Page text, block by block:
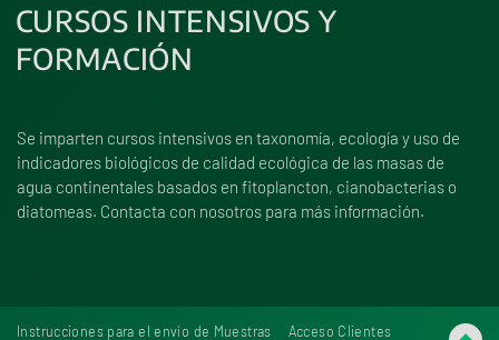
CURSOS INTENSIVOS Y
FORMACIÓN
Se imparten cursos intensivos en taxonomía, ecología y uso de
indicadores biológicos de calidad ecológica de las masas de
agua continentales basados en fitoplancton, cianobacterias o
diatomeas. Contacta con nosotros para más información.
Instrucciones para el envío de Muestras Acceso Clientes